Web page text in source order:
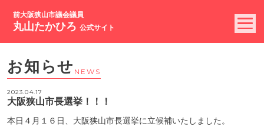
前大阪狭山市議会議員
丸山たかひろ公式サイト
お知らせ NEWS
2023.04.17
大阪狭山市長選挙！！！
本日４月１６日、大阪狭山市長選挙に立候補いたしました。